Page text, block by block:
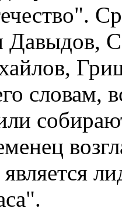
Давыдов,
словам,